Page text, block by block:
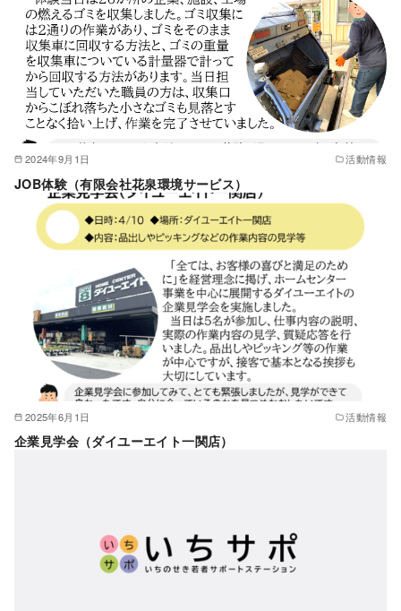
2024年9月1日 活動情報
JOB体験（有限会社花泉環境サービス）
2025年6月1日 活動情報
企業見学会（ダイユーエイト一関店）